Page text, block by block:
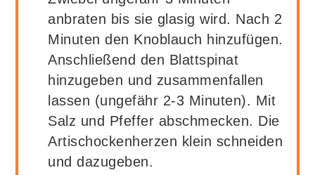
anbraten bis sie glasig wird. Nach 2
Minuten den Knoblauch hinzufügen.
Anschließend den Blattspinat
hinzugeben und zusammenfallen
lassen (ungefähr 2-3 Minuten). Mit
Salz und Pfeffer abschmecken. Die
Artischockenherzen klein schneiden
und dazugeben.